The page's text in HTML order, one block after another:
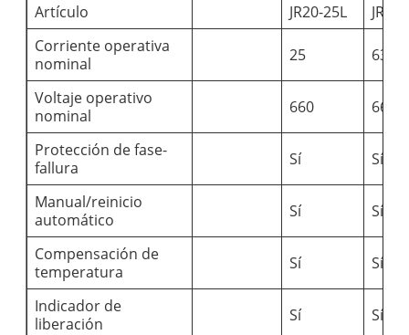
Artículo JR20-25L
Corriente operativa
nominal
25 63
Voltaje operativo
nominal
660 660
Protección de fase-
fallura
Sí Sí
Manual/reinicio
automático
Sí Sí
Compensación de
temperatura
Sí Sí
Indicador de
liberación
Sí Sí